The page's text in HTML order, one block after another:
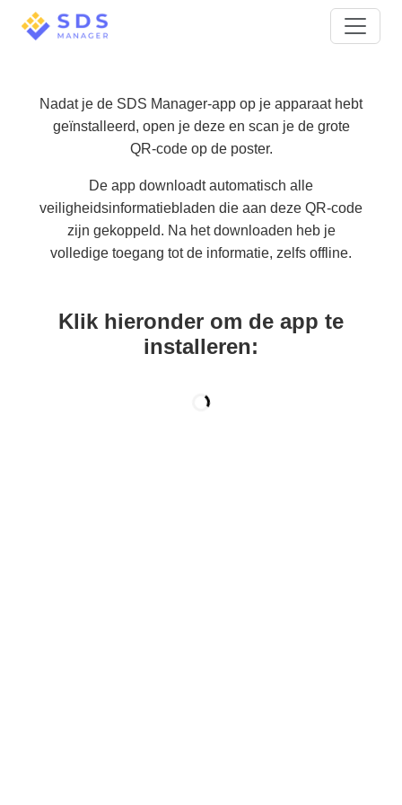
Nadat je de SDS Manager-app op je apparaat hebt
geïnstalleerd, open je deze en scan je de grote
QR-code op de poster.
De app downloadt automatisch alle
veiligheidsinformatiebladen die aan deze QR-code
zijn gekoppeld. Na het downloaden heb je
volledige toegang tot de informatie, zelfs offline.
Klik hieronder om de app te
installeren: